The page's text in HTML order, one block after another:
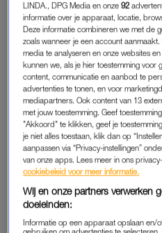
Haar moeder, door haar
haar als kind dat ze niet van
verliet ze het ouderlijk huis. Op
contact met haar ouders, terwijl
viert zelfs feestdagen met haar
'Ik
Volgens haar begon het geweld
LINDA., DPG Media en onze92
informatie over je apparaat, locatie,
Deze informatie combineren we met de
zoals wanneer je een account
media te analyseren en onze websites
kunnen we, als je hier toestemming voor
content, communicatie en aanbod te
advertenties te tonen, en voor
mediapartners. Ook content van 13
met jouw toestemming. Geef
"Akkoord" te klikken, geef je
je niet alles toestaan, klik dan op
aanpassen via “Privacy-instellingen”
van onze apps. Lees meer in ons
cookiebeleid voor meer informatie.
Wij en onze partners verwerken
doeleinden:
Informatie op een apparaat opslaan en/